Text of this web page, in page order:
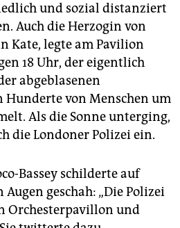
und sozial distanziert
Auch die Herzogin von
Kate, legte am Pavilion
18 Uhr, der eigentlich
abgeblasenen
Hunderte von Menschen um
Als die Sonne unterging,
die Londoner Polizei ein.
Bassey schilderte auf
geschah: „Die Polizei
Orchesterpavillon und